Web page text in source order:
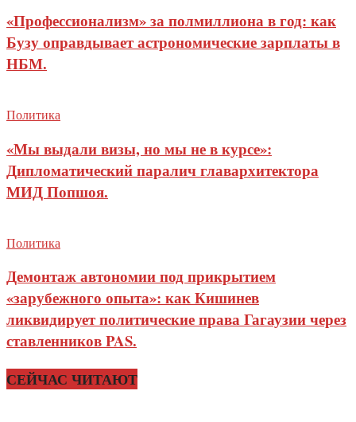
«Профессионализм» за полмиллиона в год: как
Бузу оправдывает астрономические зарплаты в
НБМ.
Политика
«Мы выдали визы, но мы не в курсе»:
Дипломатический паралич главархитектора
МИД Попшоя.
Политика
Демонтаж автономии под прикрытием
«зарубежного опыта»: как Кишинев
ликвидирует политические права Гагаузии через
ставленников PAS.
СЕЙЧАС ЧИТАЮТ